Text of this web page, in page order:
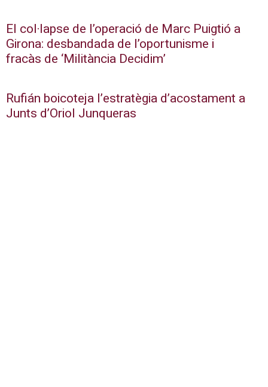
El col·lapse de l’operació de Marc Puigtió a
Girona: desbandada de l’oportunisme i
fracàs de ‘Militància Decidim’
Rufián boicoteja l’estratègia d’acostament a
Junts d’Oriol Junqueras